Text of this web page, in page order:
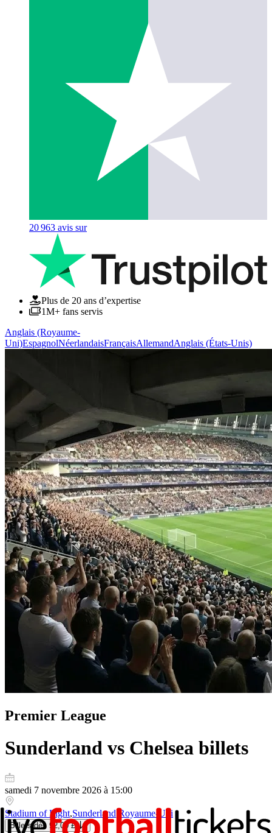
20 963 avis sur
Plus de 20 ans d’expertise
1M+ fans servis
Anglais (Royaume-
Uni)EspagnolNéerlandaisFrançaisAllemandAnglais (États-Unis)
Premier League
Sunderland vs Chelsea billets
samedi 7 novembre 2026 à 15:00
Stadium of Light,Sunderland Royaume-Uni
Billetsdès 92,00 £